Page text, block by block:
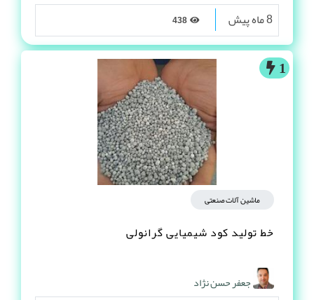
8 ماه پیش
1
ماشین آلات صنعتی
خط تولید کود شیمیایی گرانولی
جعفر حسن نژاد